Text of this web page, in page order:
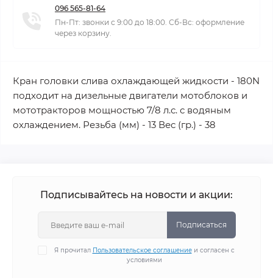
096 565-81-64
Пн-Пт: звонки с 9:00 до 18:00. Сб-Вс: оформление
через корзину.
Кран головки слива охлаждающей жидкости - 180N
подходит на дизельные двигатели мотоблоков и
мототракторов мощностью 7/8 л.с. с водяным
охлаждением. Резьба (мм) - 13 Вес (гр.) - 38
Подписывайтесь на новости и акции:
Подписаться
Я прочитал Пользовательское соглашениеи согласен с
условиями